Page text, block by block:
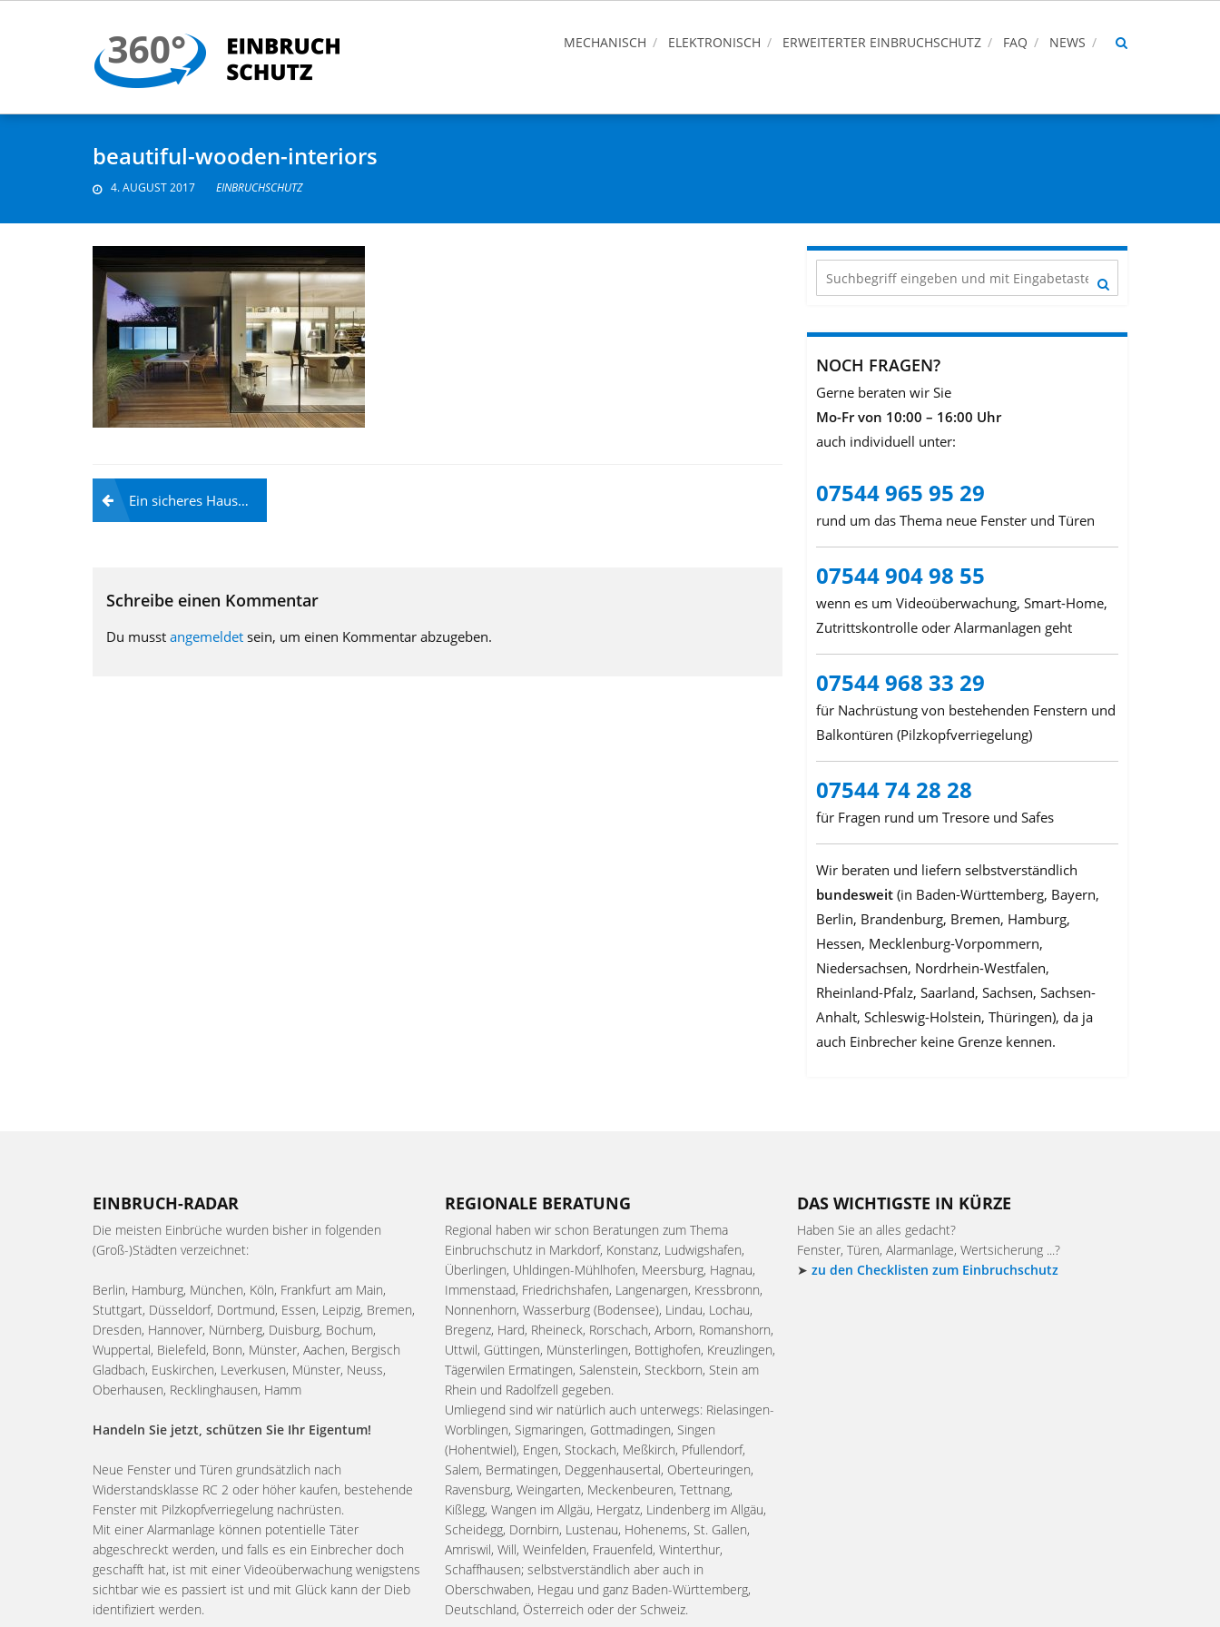
MECHANISCH ELEKTRONISCH ERWEITERTER EINBRUCHSCHUTZ FAQ NEWS
beautiful-wooden-interiors
4. AUGUST 2017 EINBRUCHSCHUTZ
Beitragsnavigation
Ein sicheres Haus…
Schreibe einen Kommentar
Du musst angemeldet sein, um einen Kommentar abzugeben.
NOCH FRAGEN?
Gerne beraten wir Sie
Mo-Fr von 10:00 – 16:00 Uhr
auch individuell unter:
07544 965 95 29
rund um das Thema neue Fenster und Türen
07544 904 98 55
wenn es um Videoüberwachung, Smart-Home,
Zutrittskontrolle oder Alarmanlagen geht
07544 968 33 29
für Nachrüstung von bestehenden Fenstern und
Balkontüren (Pilzkopfverriegelung)
07544 74 28 28
für Fragen rund um Tresore und Safes
Wir beraten und liefern selbstverständlich
bundesweit(in Baden-Württemberg, Bayern,
Berlin, Brandenburg, Bremen, Hamburg,
Hessen, Mecklenburg-Vorpommern,
Niedersachsen, Nordrhein-Westfalen,
Rheinland-Pfalz, Saarland, Sachsen, Sachsen-
Anhalt, Schleswig-Holstein, Thüringen), da ja
auch Einbrecher keine Grenze kennen.
EINBRUCH-RADAR
Die meisten Einbrüche wurden bisher in folgenden
(Groß-)Städten verzeichnet:
Berlin, Hamburg, München, Köln, Frankfurt am Main,
Stuttgart, Düsseldorf, Dortmund, Essen, Leipzig, Bremen,
Dresden, Hannover, Nürnberg, Duisburg, Bochum,
Wuppertal, Bielefeld, Bonn, Münster, Aachen, Bergisch
Gladbach, Euskirchen, Leverkusen, Münster, Neuss,
Oberhausen, Recklinghausen, Hamm
Handeln Sie jetzt, schützen Sie Ihr Eigentum!
Neue Fenster und Türen grundsätzlich nach
Widerstandsklasse RC 2 oder höher kaufen, bestehende
Fenster mit Pilzkopfverriegelung nachrüsten.
Mit einer Alarmanlage können potentielle Täter
abgeschreckt werden, und falls es ein Einbrecher doch
geschafft hat, ist mit einer Videoüberwachung wenigstens
sichtbar wie es passiert ist und mit Glück kann der Dieb
identifiziert werden.
REGIONALE BERATUNG
Regional haben wir schon Beratungen zum Thema
Einbruchschutz in Markdorf, Konstanz, Ludwigshafen,
Überlingen, Uhldingen-Mühlhofen, Meersburg, Hagnau,
Immenstaad, Friedrichshafen, Langenargen, Kressbronn,
Nonnenhorn, Wasserburg (Bodensee), Lindau, Lochau,
Bregenz, Hard, Rheineck, Rorschach, Arborn, Romanshorn,
Uttwil, Güttingen, Münsterlingen, Bottighofen, Kreuzlingen,
Tägerwilen Ermatingen, Salenstein, Steckborn, Stein am
Rhein und Radolfzell gegeben.
Umliegend sind wir natürlich auch unterwegs: Rielasingen-
Worblingen, Sigmaringen, Gottmadingen, Singen
(Hohentwiel), Engen, Stockach, Meßkirch, Pfullendorf,
Salem, Bermatingen, Deggenhausertal, Oberteuringen,
Ravensburg, Weingarten, Meckenbeuren, Tettnang,
Kißlegg, Wangen im Allgäu, Hergatz, Lindenberg im Allgäu,
Scheidegg, Dornbirn, Lustenau, Hohenems, St. Gallen,
Amriswil, Will, Weinfelden, Frauenfeld, Winterthur,
Schaffhausen; selbstverständlich aber auch in
Oberschwaben, Hegau und ganz Baden-Württemberg,
Deutschland, Österreich oder der Schweiz.
DAS WICHTIGSTE IN KÜRZE
Haben Sie an alles gedacht?
Fenster, Türen, Alarmanlage, Wertsicherung ...?
➤ zu den Checklisten zum Einbruchschutz